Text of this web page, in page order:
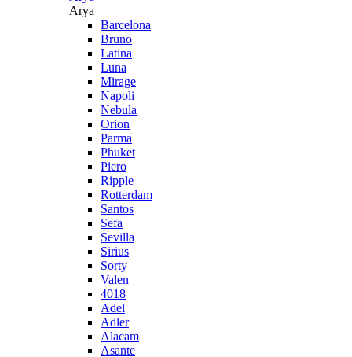
Arya
Barcelona
Bruno
Latina
Luna
Mirage
Napoli
Nebula
Orion
Parma
Phuket
Piero
Ripple
Rotterdam
Santos
Sefa
Sevilla
Sirius
Sorty
Valen
4018
Adel
Adler
Alacam
Asante